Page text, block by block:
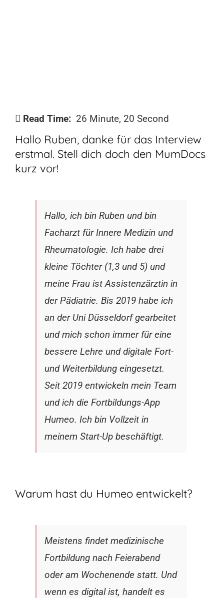
Read Time: 26 Minute, 20 Second
Hallo Ruben, danke für das Interview
erstmal. Stell dich doch den MumDocs
kurz vor!
Hallo, ich bin Ruben und bin
Facharzt für Innere Medizin und
Rheumatologie. Ich habe drei
kleine Töchter (1,3 und 5) und
meine Frau ist Assistenzärztin in
der Pädiatrie. Bis 2019 habe ich
an der Uni Düsseldorf gearbeitet
und mich schon immer für eine
bessere Lehre und digitale Fort-
und Weiterbildung eingesetzt.
Seit 2019 entwickeln mein Team
und ich die Fortbildungs-App
Humeo. Ich bin Vollzeit in
meinem Start-Up beschäftigt.
Warum hast du Humeo entwickelt?
Meistens findet medizinische
Fortbildung nach Feierabend
oder am Wochenende statt. Und
wenn es digital ist, handelt es